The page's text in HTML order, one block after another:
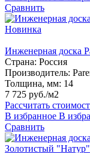
Сравнить
Новинка
Инженерная доска
Страна: Россия
Производитель:
Толщина, мм: 14
7 725 руб./м2
Рассчитать
В избранное В
Сравнить